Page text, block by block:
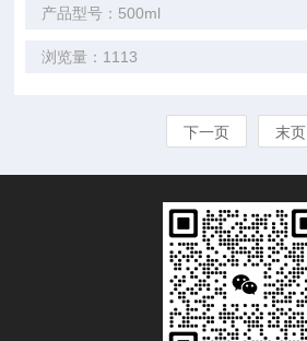
产品型号：500ml
浏览量：1113
下一页 末页